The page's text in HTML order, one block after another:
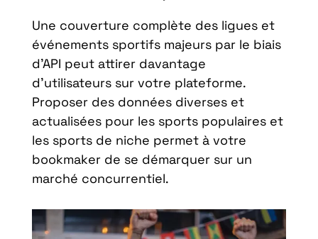
Une couverture complète des ligues et
événements sportifs majeurs par le biais
d’API peut attirer davantage
d’utilisateurs sur votre plateforme.
Proposer des données diverses et
actualisées pour les sports populaires et
les sports de niche permet à votre
bookmaker de se démarquer sur un
marché concurrentiel.